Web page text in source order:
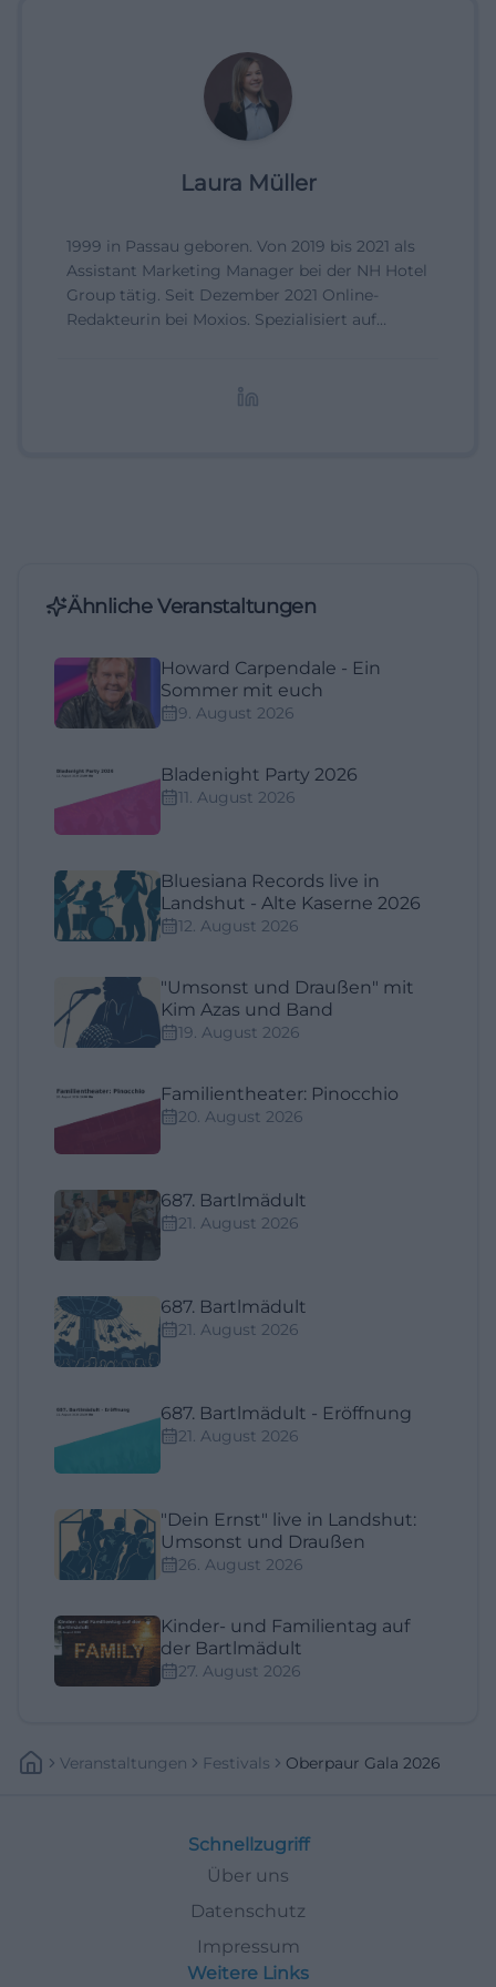
Laura Müller
1999 in Passau geboren. Von 2019 bis 2021 als
Assistant Marketing Manager bei der NH Hotel
Group tätig. Seit Dezember 2021 Online-
Redakteurin bei Moxios. Spezialisiert auf
Ähnliche Veranstaltungen
Howard Carpendale - Ein
Sommer mit euch
9. August 2026
Bladenight Party 2026
11. August 2026
Bluesiana Records live in
Landshut - Alte Kaserne 2026
12. August 2026
"Umsonst und Draußen" mit
Kim Azas und Band
19. August 2026
Familientheater: Pinocchio
20. August 2026
687. Bartlmädult
21. August 2026
687. Bartlmädult
21. August 2026
687. Bartlmädult - Eröffnung
21. August 2026
"Dein Ernst" live in Landshut:
Umsonst und Draußen
26. August 2026
Kinder- und Familientag auf
der Bartlmädult
27. August 2026
Veranstaltungen Festivals Oberpaur Gala 2026
Schnellzugriff
Über uns
Datenschutz
Impressum
Weitere Links